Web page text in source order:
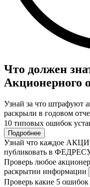
Что должен
Акционерного
Узнай за что штрафуют
раскрыли в годовом
10 типовых ошибок
Подробнее
Узнай что каждое
публиковать в
Проверь любое
раскрытии информации
Проверь какие 5